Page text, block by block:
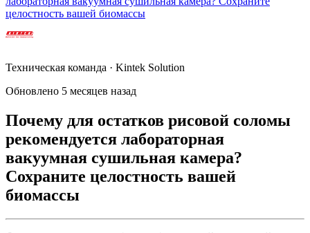
целостность вашей биомассы
Техническая команда · Kintek Solution
Обновлено 5 месяцев назад
Почему для остатков рисовой соломы
рекомендуется лабораторная
вакуумная сушильная камера?
Сохраните целостность вашей
биомассы